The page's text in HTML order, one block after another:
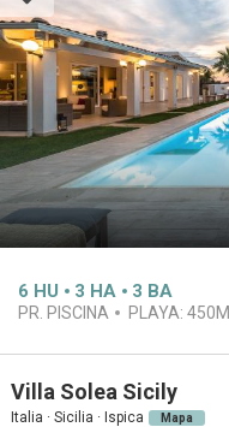
6 HU 3 HA 3 BA
PR. PISCINA PLAYA: 450M
Villa Solea Sicily
Italia · Sicilia · Ispica Mapa